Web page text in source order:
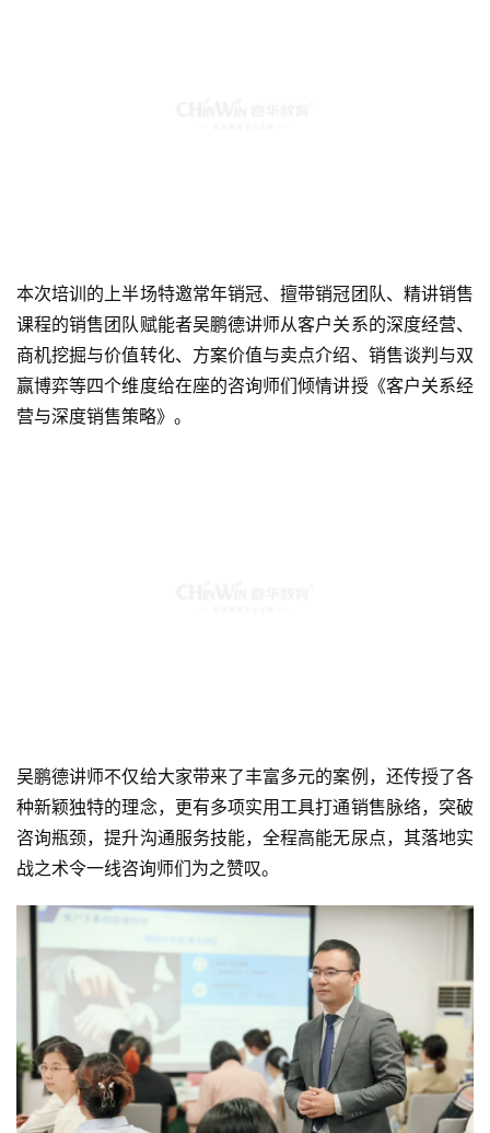
本次培训的上半场特邀常年销冠、擅带销冠团队、精讲销售
课程的销售团队赋能者吴鹏德讲师从客户关系的深度经营、
商机挖掘与价值转化、方案价值与卖点介绍、销售谈判与双
赢博弈等四个维度给在座的咨询师们倾情讲授《客户关系经
营与深度销售策略》。